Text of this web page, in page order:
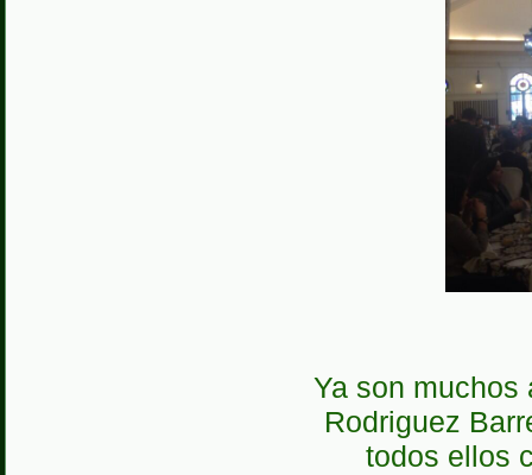
Ya son muchos
Rodriguez
todos ellos